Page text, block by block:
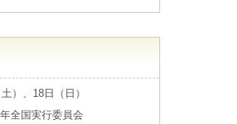
）、18日（日）
全国実行委員会